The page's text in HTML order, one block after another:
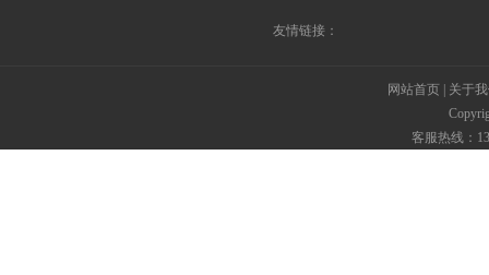
友情链接：
网站首页
关于
客服热线：